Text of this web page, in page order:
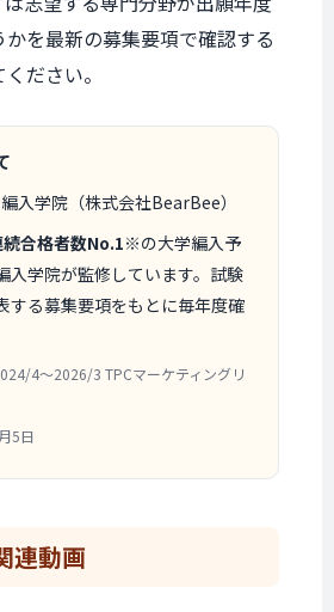
を最新の募集要項で確認する
ださい。
入学院（株式会社BearBee）
合格者数No.1※の大学編入予
入学院が監修しています。試験
する募集要項をもとに毎年度確
4〜2026/3 TPCマーケティングリ
5日
連動画